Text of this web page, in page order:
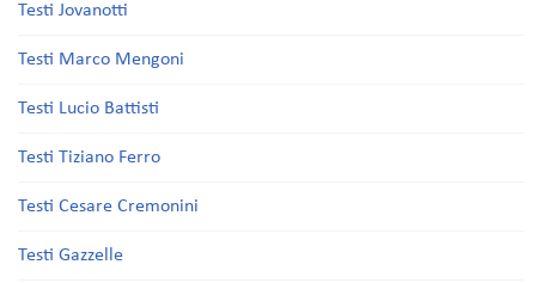
Testi Jovanotti
Testi Marco Mengoni
Testi Lucio Battisti
Testi Tiziano Ferro
Testi Cesare Cremonini
Testi Gazzelle